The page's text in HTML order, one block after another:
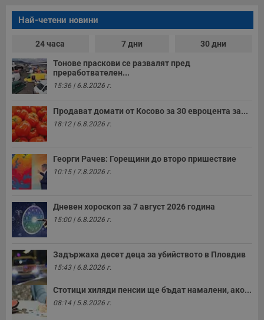
Най-четени новини
24 часа 7 дни 30 дни
Тонове праскови се развалят пред
преработвателен...
15:36 | 6.8.2026 г.
Продават домати от Косово за 30 евроцента за...
18:12 | 6.8.2026 г.
Георги Рачев: Горещини до второ пришествие
10:15 | 7.8.2026 г.
Дневен хороскоп за 7 август 2026 година
15:00 | 6.8.2026 г.
Задържаха десет деца за убийството в Пловдив
15:43 | 6.8.2026 г.
Стотици хиляди пенсии ще бъдат намалени, ако...
08:14 | 5.8.2026 г.